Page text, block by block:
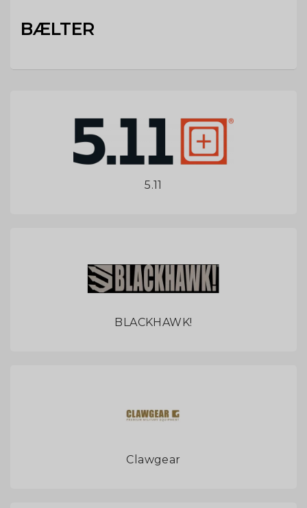
BÆLTER
5.11
BLACKHAWK!
Clawgear